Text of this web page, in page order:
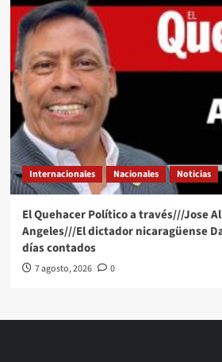
Internacionales Nacionales Noticias
El Quehacer Político a través///Jose
Angeles///El dictador nicaragüense
días contados
7 agosto, 2026 0